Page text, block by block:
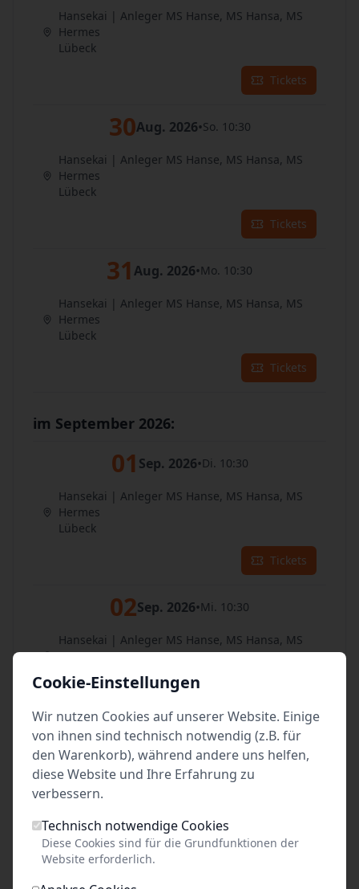
Hansekai | Anleger MS Hanse, MS Hansa, MS
Hermes
Lübeck
Tickets
30Aug. 2026•So. 10:30
Hansekai | Anleger MS Hanse, MS Hansa, MS
Hermes
Lübeck
Tickets
31 Aug. 2026•Mo. 10:30
Hansekai | Anleger MS Hanse, MS Hansa, MS
Hermes
Lübeck
Tickets
im September 2026:
01 Sep. 2026•Di. 10:30
Hansekai | Anleger MS Hanse, MS Hansa, MS
Hermes
Lübeck
Tickets
02Sep. 2026•Mi. 10:30
Hansekai | Anleger MS Hanse, MS Hansa, MS
Hermes
03Sep. 2026 •Do. 10:30
Hansekai | Anleger MS Hanse, MS Hansa, MS
Hermes
Tickets
Cookie-Einstellungen
Wir nutzen Cookies auf unserer Website. Einige
von ihnen sind technisch notwendig (z.B. für
den Warenkorb), während andere uns helfen,
diese Website und Ihre Erfahrung zu
verbessern.
Technisch notwendige Cookies
Diese Cookies sind für die Grundfunktionen der
Website erforderlich.